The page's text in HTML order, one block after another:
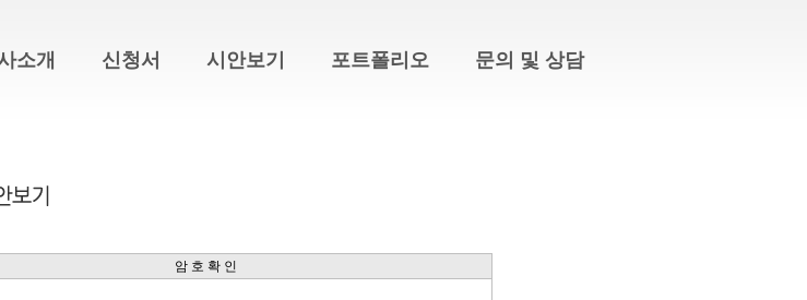
소개 신청서 시안보기 포트폴리오 문의 및 상담
암 호 확 인